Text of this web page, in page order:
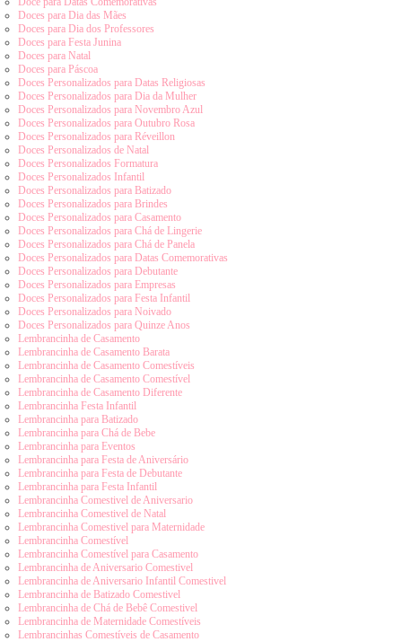
Doces para Dia das Mães
Doces para Dia dos Professores
Doces para Festa Junina
Doces para Natal
Doces para Páscoa
Doces Personalizados para Datas Religiosas
Doces Personalizados para Dia da Mulher
Doces Personalizados para Novembro Azul
Doces Personalizados para Outubro Rosa
Doces Personalizados para Réveillon
Doces Personalizados de Natal
Doces Personalizados Formatura
Doces Personalizados Infantil
Doces Personalizados para Batizado
Doces Personalizados para Brindes
Doces Personalizados para Casamento
Doces Personalizados para Chá de Lingerie
Doces Personalizados para Chá de Panela
Doces Personalizados para Datas Comemorativas
Doces Personalizados para Debutante
Doces Personalizados para Empresas
Doces Personalizados para Festa Infantil
Doces Personalizados para Noivado
Doces Personalizados para Quinze Anos
Lembrancinha de Casamento
Lembrancinha de Casamento Barata
Lembrancinha de Casamento Comestíveis
Lembrancinha de Casamento Comestível
Lembrancinha de Casamento Diferente
Lembrancinha Festa Infantil
Lembrancinha para Batizado
Lembrancinha para Chá de Bebe
Lembrancinha para Eventos
Lembrancinha para Festa de Aniversário
Lembrancinha para Festa de Debutante
Lembrancinha para Festa Infantil
Lembrancinha Comestivel de Aniversario
Lembrancinha Comestivel de Natal
Lembrancinha Comestivel para Maternidade
Lembrancinha Comestível
Lembrancinha Comestível para Casamento
Lembrancinha de Aniversario Comestivel
Lembrancinha de Aniversario Infantil Comestivel
Lembrancinha de Batizado Comestivel
Lembrancinha de Chá de Bebê Comestivel
Lembrancinha de Maternidade Comestíveis
Lembrancinhas Comestíveis de Casamento